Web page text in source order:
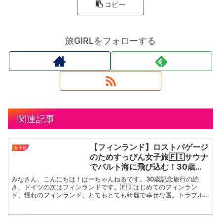
コピー
旅GIRLをフォローする
関連記事
女子旅
【フィンランド】ロストバゲージ
のためすっぴん女子旅🇫🇮サウナ
でバルト海に飛び込む！30歳記
念旅行( ᐢ_ᐢ ) ✈️
みなさん、こんにちは！ぱーちゃんねるです。30歳記念旅行の続
き、ドイツの次はフィンランドです。🇫🇮はじめてのフィンラン
ド、憧れのフィンランド、とてもとても綺麗で幸せな国。トラブル